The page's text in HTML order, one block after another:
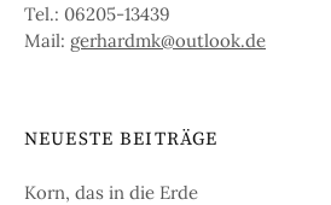
Tel.: 06205-13439
Mail: gerhardmk@outlook.de
NEUESTE BEITRÄGE
Korn, das in die Erde